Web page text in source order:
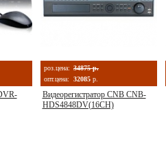
роз.цена: 34875 р.
опт.цена:
32085 р.
Видеорегистратор CNB CNB-
HDS4848DV(16CH)